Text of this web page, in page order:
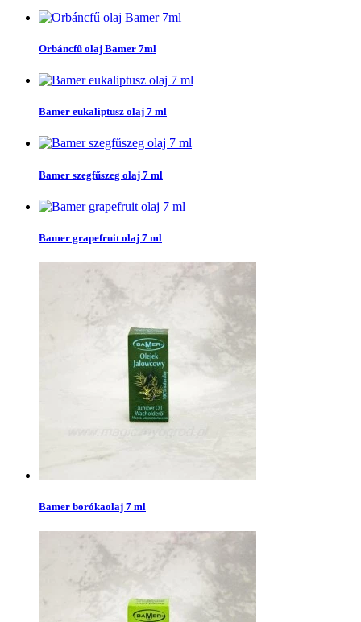
Orbáncfű olaj Bamer 7ml
Bamer eukaliptusz olaj 7 ml
Bamer szegfűszeg olaj 7 ml
Bamer grapefruit olaj 7 ml
Bamer borókaolaj 7 ml